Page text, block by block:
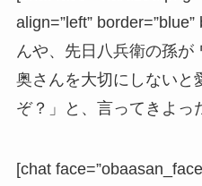
align=”left” border=”blue”
んや、先日八兵衛の孫が
奥さんを大切にしないと
ぞ？」と、言ってきよっ
[chat